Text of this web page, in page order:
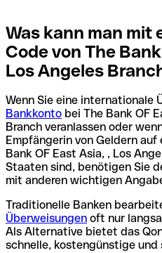
Was kann man mit
Code von The
Los Angeles
Wenn Sie eine internationale
Bankkonto bei The Bank OF
Branch veranlassen oder
Empfängerin von Geldern
Bank OF East Asia, , Los
Staaten sind, benötigen Sie
mit anderen wichtigen
Traditionelle Banken
Überweisungen oft nur
Als Alternative bietet das
schnelle, kostengünstige und